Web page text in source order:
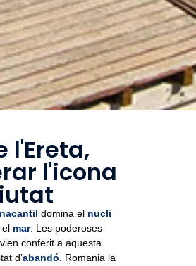
l'Ereta,
l'icona
domina el nucli
el mar. Les poderoses
conferit a aquesta
d’abandó . Romania la